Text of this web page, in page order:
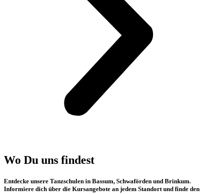
Wo Du uns findest
Entdecke unsere Tanzschulen in Bassum, Schwaförden und Brinkum.
Informiere dich über die Kursangebote an jedem Standort und finde den